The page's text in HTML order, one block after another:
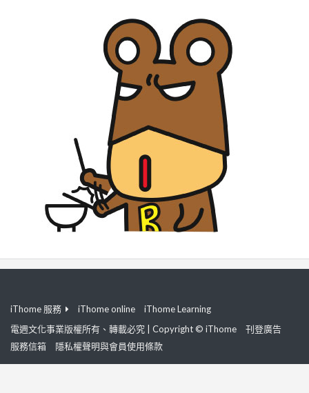
iThome 服務 iThome online
iThome Learning
電週文化事業版權所有、轉載必究 | Copyright © iThome
刊登廣告
服務信箱
隱私權聲明與會員使用條款